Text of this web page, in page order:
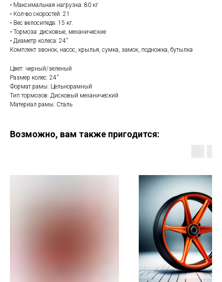
• Максимальная нагрузка: 80 кг
• Кол-во скоростей: 21
• Вес велосипеда: 15 кг.
• Тормоза: дисковые, механические
• Диаметр колеса: 24''
Комплект звонок, насос, крылья, сумка, замок, подножка, бутылка
Цвет: черный/зеленый
Размер колес: 24''
Формат рамы: Цельнорамный
Тип тормозов: Дисковый механический
Материал рамы: Сталь
Возможно, вам также пригодится: